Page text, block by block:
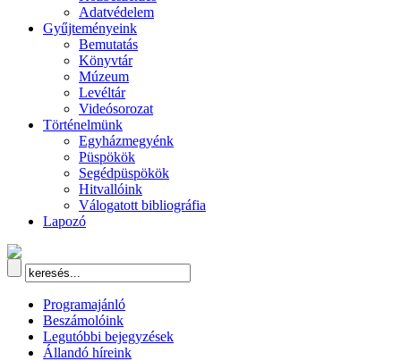
Adatvédelem
Gyűjteményeink
Bemutatás
Könyvtár
Múzeum
Levéltár
Videósorozat
Történelmünk
Egyházmegyénk
Püspökök
Segédpüspökök
Hitvallóink
Válogatott bibliográfia
Lapozó
Programajánló
Beszámolóink
Legutóbbi bejegyzések
Állandó híreink